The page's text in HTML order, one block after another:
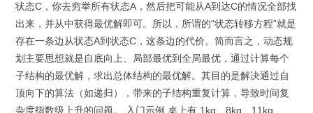
状态C，你去穷举所有状态A，然后把可能从A到达C的情况全部找
出来，并从中获得最优解即可。所以，所谓的“状态转移方程”就是
存在一条边从状态A到状态C，这条边的代价。简而言之，动态规
划主要思想就是自底向上、局部最优到全局最优，通过计算每个
子结构的最优解，求出总体结构的最优解。其目的是解决通过自
顶向下的算法（如递归），带来的子结构重复计算，导致时间复
杂度指数级上升的问题。 入门示例 桌上有 1kg、8kg、11kg...